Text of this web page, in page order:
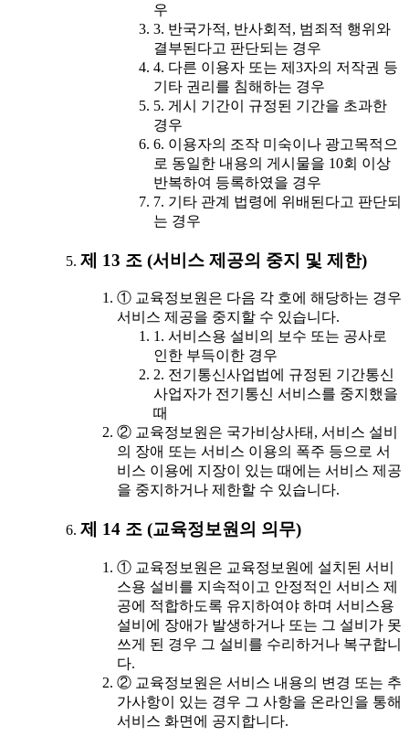
우
3. 반국가적, 반사회적, 범죄적 행위와
결부된다고 판단되는 경우
4. 다른 이용자 또는 제3자의 저작권 등
기타 권리를 침해하는 경우
5. 게시 기간이 규정된 기간을 초과한
경우
6. 이용자의 조작 미숙이나 광고목적으
로 동일한 내용의 게시물을 10회 이상
반복하여 등록하였을 경우
7. 기타 관계 법령에 위배된다고 판단되
는 경우
제 13 조 (서비스 제공의 중지 및 제한)
① 교육정보원은 다음 각 호에 해당하는 경우
서비스 제공을 중지할 수 있습니다.
1. 서비스용 설비의 보수 또는 공사로
인한 부득이한 경우
2. 전기통신사업법에 규정된 기간통신
사업자가 전기통신 서비스를 중지했을
때
② 교육정보원은 국가비상사태, 서비스 설비
의 장애 또는 서비스 이용의 폭주 등으로 서
비스 이용에 지장이 있는 때에는 서비스 제공
을 중지하거나 제한할 수 있습니다.
제 14 조 (교육정보원의 의무)
① 교육정보원은 교육정보원에 설치된 서비
스용 설비를 지속적이고 안정적인 서비스 제
공에 적합하도록 유지하여야 하며 서비스용
설비에 장애가 발생하거나 또는 그 설비가 못
쓰게 된 경우 그 설비를 수리하거나 복구합니
다.
② 교육정보원은 서비스 내용의 변경 또는 추
가사항이 있는 경우 그 사항을 온라인을 통해
서비스 화면에 공지합니다.